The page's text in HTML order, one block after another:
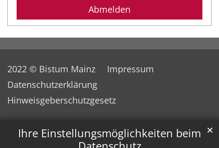
Ihre Einstellungsmöglichkeiten beim ✕
Abmelden
2022 © Bistum Mainz
Impressum
Datenschutzerklärung
Hinweisgeberschutzgesetz